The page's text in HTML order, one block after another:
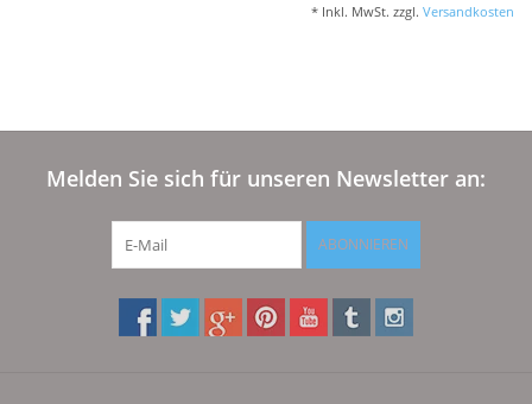
* Inkl. MwSt. zzgl. Versandkosten
Melden Sie sich für unseren Newsletter an:
ABONNIEREN